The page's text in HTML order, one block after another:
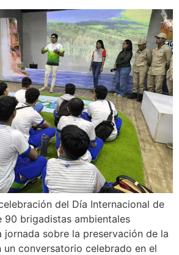
del Día Internacional de
90 brigadistas ambientales
jornada sobre la preservación de la
conversatorio celebrado en el